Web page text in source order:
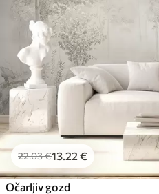
22.03€13 .22 €
Očarljiv gozd